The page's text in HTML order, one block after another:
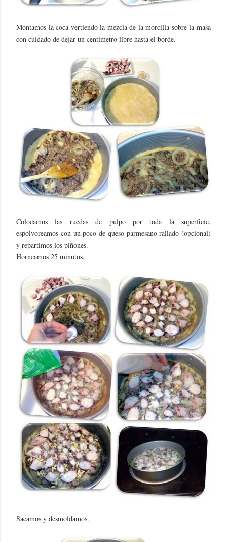
Montamos la coca vertiendo la mezcla de la morcilla sobre la masa
con cuidado de dejar un centímetro libre hasta el borde.
Colocamos las ruedas de pulpo por toda la superficie,
espolvoreamos con un poco de queso parmesano rallado (opcional)
y repartimos los piñones.
Horneamos 25 minutos.
Sacamos y desmoldamos.